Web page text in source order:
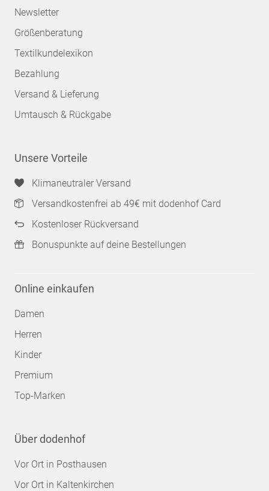
Newsletter
Größenberatung
Textilkundelexikon
Bezahlung
Versand & Lieferung
Umtausch & Rückgabe
Unsere Vorteile
Klimaneutraler Versand
Versandkostenfrei ab 49€ mit dodenhof Card
Kostenloser Rückversand
Bonuspunkte auf deine Bestellungen
Online einkaufen
Damen
Herren
Kinder
Premium
Top-Marken
Über dodenhof
Vor Ort in Posthausen
Vor Ort in Kaltenkirchen